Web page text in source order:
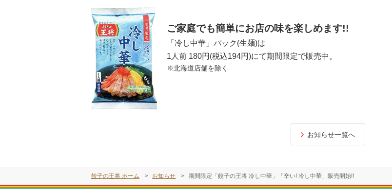
ご家庭でも簡単にお店の味を楽しめます!!
「冷し中華」 パック(生麺)は
1人前 180円(税込194円)にて期間限定で販売中。
※北海道店舗を除く
お知らせ一覧へ
餃子の王将 ホーム お知らせ 期間限定「餃子の王将 冷し中華」「辛い! 冷し中華」販売開始!!